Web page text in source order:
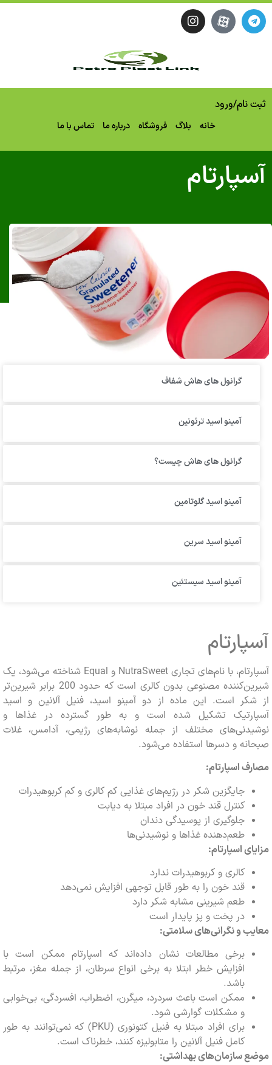
/ورود
بلاگ فروشگاه درباره ما تماس با ما
گرانول‌ های هاش شفاف
آمینو اسید ترئونین
گرانول های هاش چیست؟
آمینو اسید گلوتامین
آمینو اسید سرین
آمینو اسید سیستئین
آسپارتام، با نام‌های تجاری NutraSweet و Equal شناخته می‌شود، یک
شیرین‌کننده مصنوعی بدون کالری است که حدود 200 برابر شیرین‌تر
است. این ماده از دو آمینو اسید، فنیل آلانین و اسید
تشکیل شده است و به طور گسترده در غذاها و
مختلف از جمله نوشابه‌های رژیمی، آدامس، غلات
و دسرها استفاده می‌شود.
اسپارتام:
جایگزین شکر در رژیم‌های غذایی کم کالری و کم کربوهیدرات
کنترل قند خون در افراد مبتلا به دیابت
جلوگیری از پوسیدگی دندان
طعم‌دهنده غذاها و نوشیدنی‌ها
اسپارتام:
کالری و کربوهیدرات ندارد
قند خون را به طور قابل توجهی افزایش نمی‌دهد
طعم شیرینی مشابه شکر دارد
در پخت و پز پایدار است
و نگرانی‌های سلامتی:
برخی مطالعات نشان داده‌اند که اسپارتام ممکن است با
افزایش خطر ابتلا به برخی انواع سرطان، از جمله مغز، مرتبط
ممکن است باعث سردرد، میگرن، اضطراب، افسردگی، بی‌خوابی
و مشکلات گوارشی شود.
برای افراد مبتلا به فنیل کتونوری (PKU) که نمی‌توانند به طور
کامل فنیل آلانین را متابولیزه کنند، خطرناک است.
سازمان‌های بهداشتی: